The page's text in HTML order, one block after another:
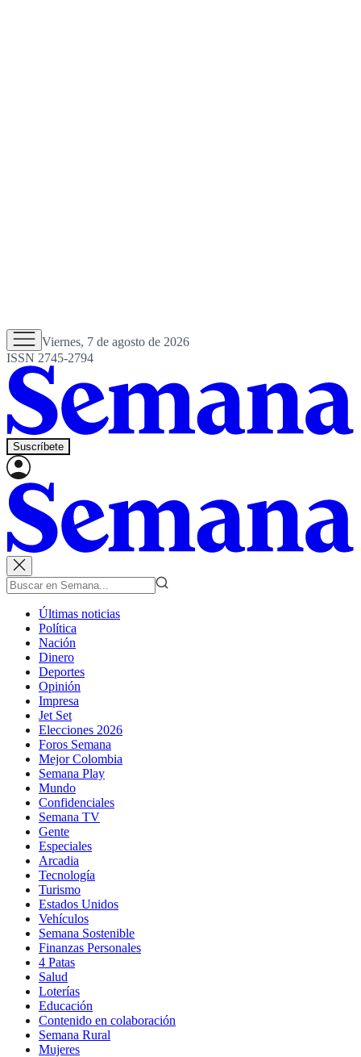
Viernes, 7 de agosto de 2026
ISSN 2745-2794
Suscríbete
Últimas noticias
Política
Nación
Dinero
Deportes
Opinión
Impresa
Jet Set
Elecciones 2026
Foros Semana
Mejor Colombia
Semana Play
Mundo
Confidenciales
Semana TV
Gente
Especiales
Arcadia
Tecnología
Turismo
Estados Unidos
Vehículos
Semana Sostenible
Finanzas Personales
4 Patas
Salud
Loterías
Educación
Contenido en colaboración
Semana Rural
Mujeres